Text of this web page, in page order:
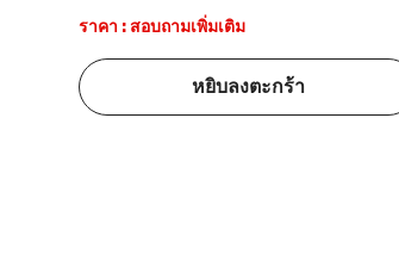
ระบบบาร์โค้ดในด้านการ
แพทย์
ราคา : สอบถามเพิ่มเติม
หยิบลงตะกร้า